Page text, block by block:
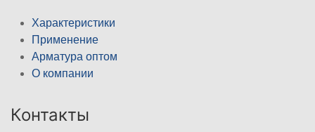
Характеристики
Применение
Арматура оптом
О компании
Контакты